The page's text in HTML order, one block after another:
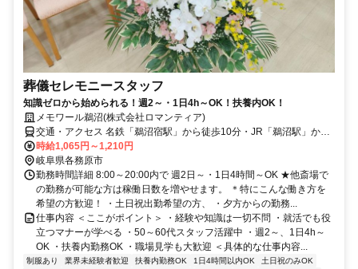
葬儀セレモニースタッフ
知識ゼロから始められる！週2～・1日4h～OK！扶養内OK！
メモワール鵜沼(株式会社ロマンティア)
交通・アクセス 名鉄「鵜沼宿駅」から徒歩10分・JR「鵜沼駅」から
徒歩20分 ★車通勤OK
時給1,065円～1,210円
岐阜県各務原市
勤務時間詳細 8:00～20:00内で 週2日～・1日4時間～OK ★他斎場で
の勤務が可能な方は稼働日数を増やせます。 ＊特にこんな働き方を
希望の方歓迎！ ・土日祝出勤希望の方、 ・夕方からの勤務...
仕事内容 ＜ここがポイント＞ ・経験や知識は一切不問 ・就活でも役
立つマナーが学べる ・50～60代スタッフ活躍中 ・週2～、1日4h～
OK ・扶養内勤務OK ・職場見学も大歓迎 ＜具体的な仕事内容...
制服あり 業界未経験者歓迎 扶養内勤務OK 1日4時間以内OK
土日祝のみOK